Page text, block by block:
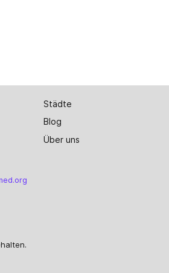
Städte
Blog
Über uns